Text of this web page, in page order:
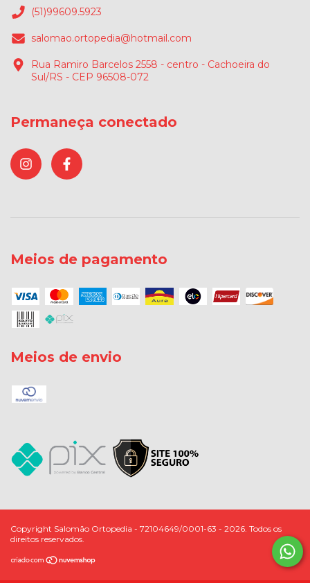
(51)99609.5923
salomao.ortopedia@hotmail.com
Rua Ramiro Barcelos 2558 - centro - Cachoeira do
Sul/RS - CEP 96508-072
Permaneça conectado
Meios de pagamento
Meios de envio
Copyright Salomão Ortopedia - 72104649/0001-63 - 2026. Todos os
direitos reservados.